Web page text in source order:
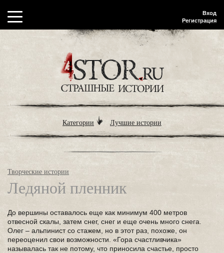
Вход
Регистрация
Категории Лучшие истории
Творческие истории
Ледяной пленник
До вершины оставалось еще как минимум 400 метров
отвесной скалы, затем снег, снег и еще очень много снега.
Олег – альпинист со стажем, но в этот раз, похоже, он
переоценил свои возможности. «Гора счастливчика»
называлась так не потому, что приносила счастье, просто